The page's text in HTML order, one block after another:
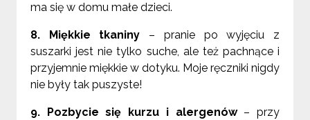
ma się w domu małe dzieci.
8. Miękkie tkaniny – pranie po wyjęciu z
suszarki jest nie tylko suche, ale też pachnące i
przyjemnie miękkie w dotyku. Moje ręczniki nigdy
nie były tak puszyste!
9. Pozbycie się kurzu i alergenów– przy